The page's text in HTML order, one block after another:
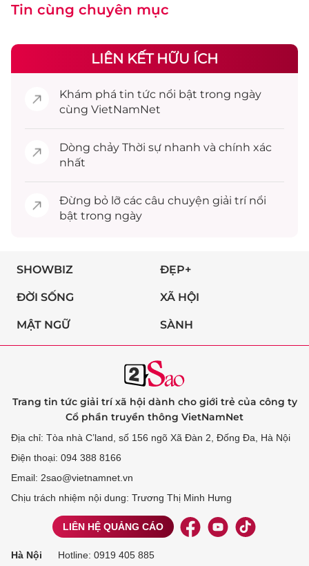
Tin cùng chuyên mục
LIÊN KẾT HỮU ÍCH
Khám phá tin tức nổi bật trong ngày
cùng VietNamNet
Dòng chảy Thời sự nhanh và chính xác
nhất
Đừng bỏ lỡ các câu chuyện giải trínổi
bật trong ngày
SHOWBIZ ĐẸP+
ĐỜI SỐNG XÃ HỘI
MẬT NGỮ SÀNH
Trang tin tức giải trí xã hội dành cho giới trẻ của công ty
Cổ phần truyền thông VietNamNet
Địa chỉ: Tòa nhà C’land, số 156 ngõ Xã Đàn 2, Đống Đa, Hà Nội
Điện thoại: 094 388 8166
Email: 2sao@vietnamnet.vn
Chịu trách nhiệm nội dung: Trương Thị Minh Hưng
LIÊN HỆ QUẢNG CÁO
Hà Nội Hotline: 0919 405 885